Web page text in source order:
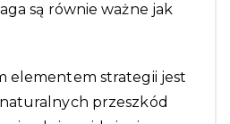
są równie ważne jak
elementem strategii jest
przeszkód